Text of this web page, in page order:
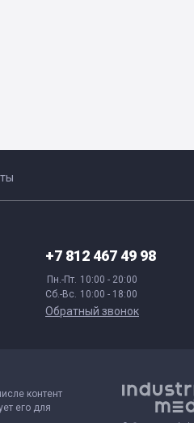
+7 812 467 49 98
Пн.-Пт. 10:00 - 20:00
Сб.-Вс. 10:00 - 18:00
Обратный звонок
контент
его для